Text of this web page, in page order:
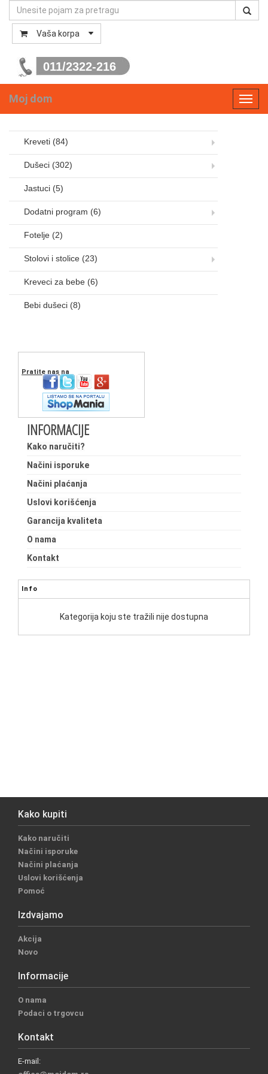
Vaša korpa
011/2322-216
Moj dom
Kreveti (84)
Dušeci (302)
Jastuci (5)
Dodatni program (6)
Fotelje (2)
Stolovi i stolice (23)
Kreveci za bebe (6)
Bebi dušeci (8)
Pratite nas na
INFORMACIJE
Kako naručiti?
Načini isporuke
Načini plaćanja
Uslovi korišćenja
Garancija kvaliteta
O nama
Kontakt
Info
Kategorija koju ste tražili nije dostupna
Kako kupiti
Kako naručiti
Načini isporuke
Načini plaćanja
Uslovi korišćenja
Pomoć
Izdvajamo
Akcija
Novo
Informacije
O nama
Podaci o trgovcu
Kontakt
E-mail: